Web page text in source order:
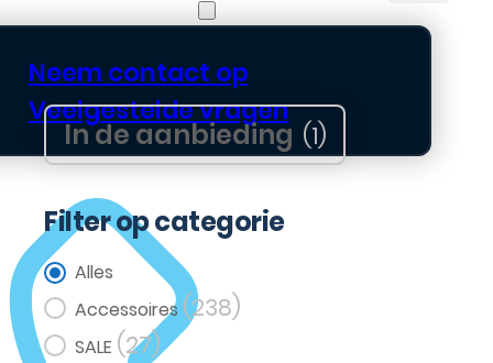
Neem contact op
Veelgestelde vragen
In de aanbieding
(1)
Filter op categorie
Filter op categorie
Alles
Accessoires (238)
SALE (27)